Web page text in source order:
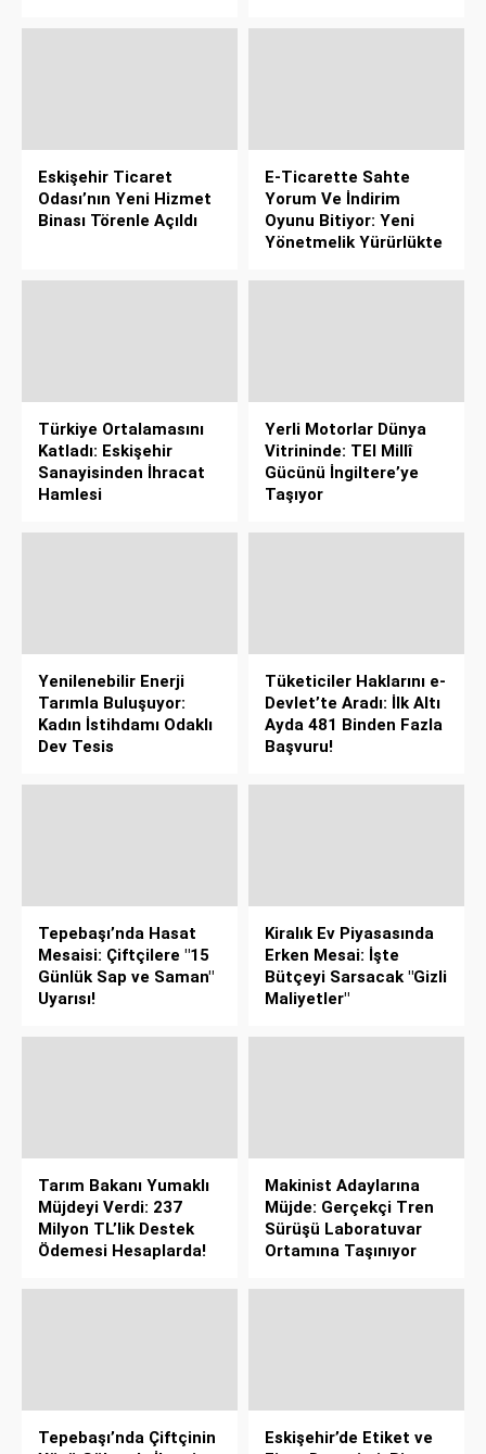
Eskişehir Ticaret
Odası’nın Yeni Hizmet
Binası Törenle Açıldı
E-Ticarette Sahte
Yorum Ve İndirim
Oyunu Bitiyor: Yeni
Yönetmelik Yürürlükte
Türkiye Ortalamasını
Katladı: Eskişehir
Sanayisinden İhracat
Hamlesi
Yerli Motorlar Dünya
Vitrininde: TEI Millî
Gücünü İngiltere’ye
Taşıyor
Yenilenebilir Enerji
Tarımla Buluşuyor:
Kadın İstihdamı Odaklı
Dev Tesis
Tüketiciler Haklarını e-
Devlet’te Aradı: İlk Altı
Ayda 481 Binden Fazla
Başvuru!
Tepebaşı’nda Hasat
Mesaisi: Çiftçilere "15
Günlük Sap ve Saman"
Uyarısı!
Kiralık Ev Piyasasında
Erken Mesai: İşte
Bütçeyi Sarsacak "Gizli
Maliyetler"
Tarım Bakanı Yumaklı
Müjdeyi Verdi: 237
Milyon TL’lik Destek
Ödemesi Hesaplarda!
Makinist Adaylarına
Müjde: Gerçekçi Tren
Sürüşü Laboratuvar
Ortamına Taşınıyor
Tepebaşı’nda Çiftçinin
Eskişehir’de Etiket ve